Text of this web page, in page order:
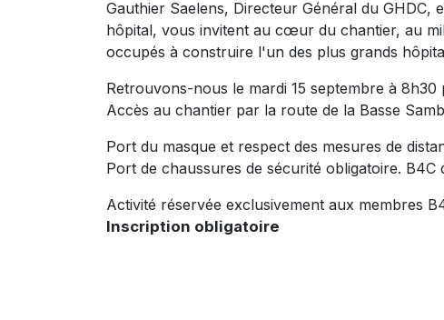
Gauthier Saelens, Directeur Général du
hôpital, vous invitent au cœur du chantier, au
occupés à construire l'un des plus grands
Retrouvons-nous le mardi 15 septembre à
Accès au chantier par la route de la Basse
Port du masque et respect des mesures de
Port de chaussures de sécurité obligatoire.
Activité réservée exclusivement aux membres
Inscription obligatoire